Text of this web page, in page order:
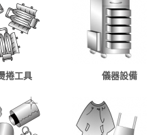
捲工具 儀器設備